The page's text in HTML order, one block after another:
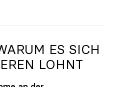
Rede von
ES SICH
LOHNT